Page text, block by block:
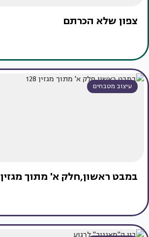
צפון שלא הכרתם
עיצוב מטבחים
במבט ראשון,חלק א' מתוך מגזין 128